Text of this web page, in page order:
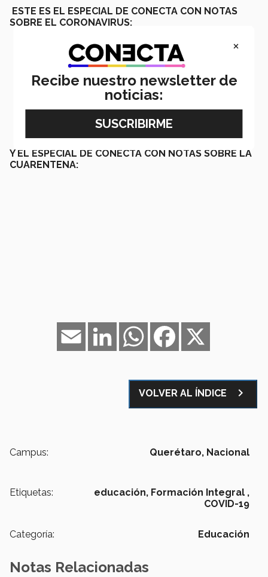
ESTE ES EL ESPECIAL DE CONECTA CON NOTAS
SOBRE EL CORONAVIRUS:
Y EL ESPECIAL DE CONECTA CON NOTAS SOBRE LA
CUARENTENA:
Facebook
WhatsApp
LinkedIn
Email
VOLVER AL ÍNDICE navigate_next
Campus: Querétaro, Nacional
Etiquetas: educación, Formación Integral ,
COVID-19
Categoría: Educación
Notas Relacionadas
×
Recibe nuestro newsletter de
noticias: